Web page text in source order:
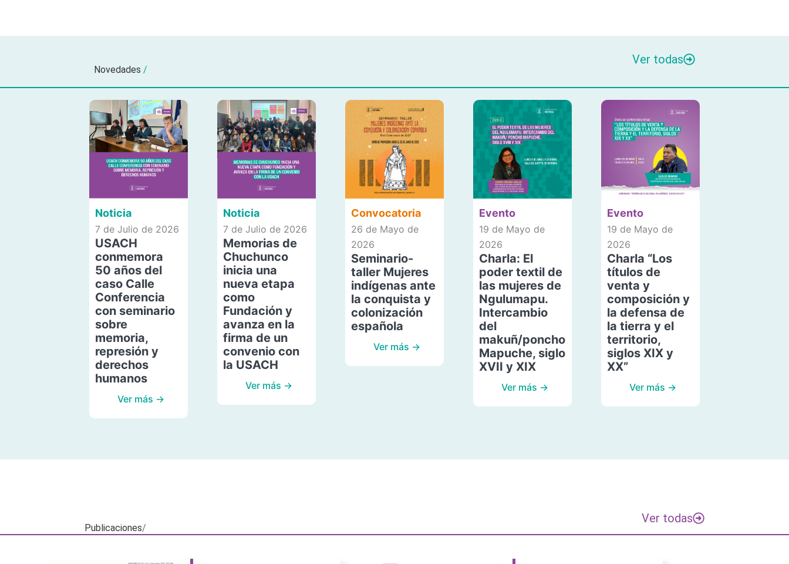
Novedades /
Ver todas
Noticia
7 de Julio de 2026
USACH
conmemora
50 años del
caso Calle
Conferencia
con seminario
sobre
memoria,
represión y
derechos
humanos
Ver más →
Noticia
7 de Julio de 2026
Memorias de
Chuchunco
inicia una
nueva etapa
como
Fundación y
avanza en la
firma de un
convenio con
la USACH
Ver más →
Convocatoria
26 de Mayo de
2026
Seminario-
taller Mujeres
indígenas ante
la conquista y
colonización
española
Ver más →
Evento
19 de Mayo de
2026
Charla: El
poder textil de
las mujeres de
Ngulumapu.
Intercambio
del
makuñ/poncho
Mapuche, siglo
XVII y XIX
Ver más →
Evento
19 de Mayo de
2026
Charla “Los
títulos de
venta y
composición y
la defensa de
la tierra y el
territorio,
siglos XIX y
XX”
Ver más →
Publicaciones/
Ver todas